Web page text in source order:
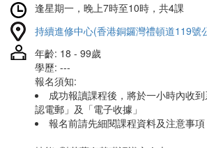
逢星期一，晚上7時至10時，共4課
持續進修中心(香港銅鑼灣禮頓道119號
年齡: 18 - 99歲
學歷: ---
報名須知:
成功報讀課程後，將於一小時內收
認電郵」及「電子收據」
報名前請先細閱課程資料及注意事項